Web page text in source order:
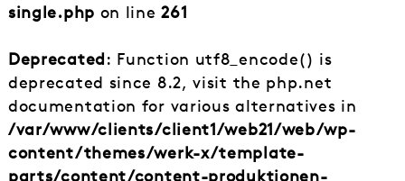
single.php on line261
Deprecated: Function utf8_encode() is
deprecated since 8.2, visit the php.net
documentation for various alternatives in
/var/www/clients/client1/web21/web/wp-
content/themes/werk-x/template-
parts/content/content-produktionen-